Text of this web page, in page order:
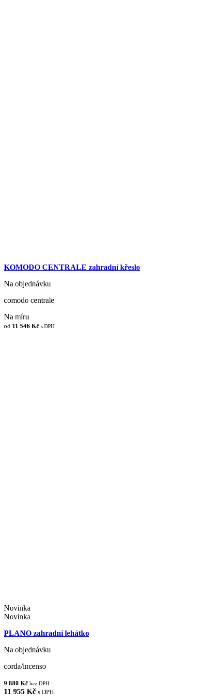
KOMODO CENTRALE zahradní křeslo
Na objednávku
comodo centrale
Na míru
od 11 546 Kč s DPH
Novinka
Novinka
PLANO zahradní lehátko
Na objednávku
corda/incenso
9 880 Kč bez DPH
11 955 Kč s DPH